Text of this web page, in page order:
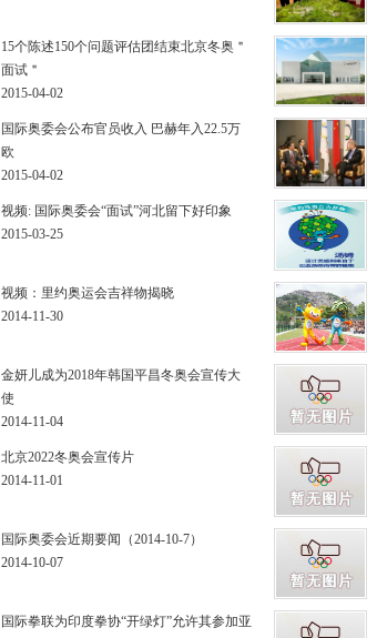
15个陈述150个问题评估团结束北京冬奥＂
面试＂
2015-04-02
国际奥委会公布官员收入 巴赫年入22.5万
欧
2015-04-02
视频: 国际奥委会“面试”河北留下好印象
2015-03-25
视频：里约奥运会吉祥物揭晓
2014-11-30
金妍儿成为2018年韩国平昌冬奥会宣传大
使
2014-11-04
北京2022冬奥会宣传片
2014-11-01
国际奥委会近期要闻（2014-10-7）
2014-10-07
国际拳联为印度拳协“开绿灯”允许其参加亚